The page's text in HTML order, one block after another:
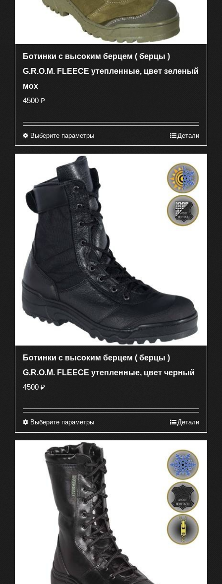
Ботинки с высоким берцем ( берцы )
G.R.O.M. FLEECE утепленные, цвет зеленый
мох
4500 ₽
Выберите параметрыЭтот
несколько
вариаций.
Опции
можно
выбрать
на
странице
товара.
Детали
Ботинки с высоким берцем ( берцы )
G.R.O.M. FLEECE утепленные, цвет черный
4500 ₽
Выберите параметрыЭтот
имеет
несколько
вариаций.
Опции
можно
выбрать
на
странице
товара.
Детали